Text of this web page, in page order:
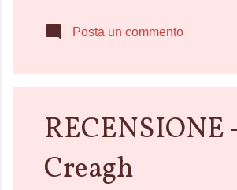
da
Posta un commento
Creagh